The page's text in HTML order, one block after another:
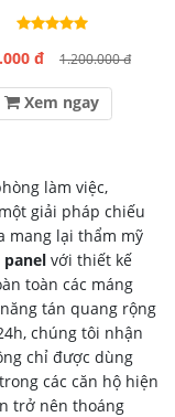
đ 1.200.000 đ
Xem ngay
làm việc,
giải pháp chiếu
mang lại thẩm mỹ
với thiết kế
toàn các máng
tán quang rộng
chúng tôi nhận
chỉ được dùng
các căn hộ hiện
trở nên thoáng